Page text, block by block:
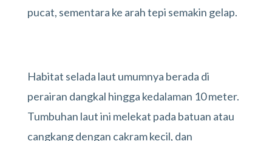
pucat, sementara ke arah tepi semakin gelap.
Habitat selada laut umumnya berada di
perairan dangkal hingga kedalaman 10 meter.
Tumbuhan laut ini melekat pada batuan atau
cangkang dengan cakram kecil, dan